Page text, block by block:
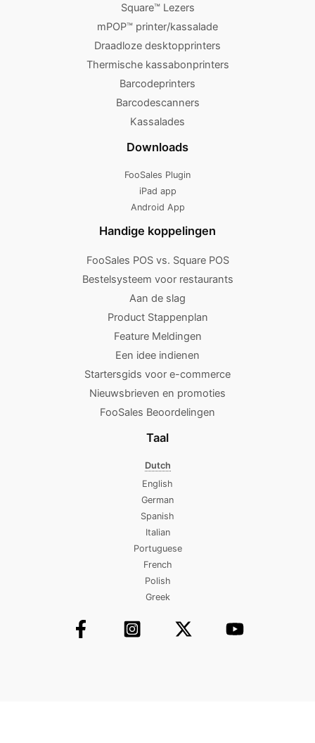
Square™ Lezers
mPOP™ printer/kassalade
Draadloze desktopprinters
Thermische kassabonprinters
Barcodeprinters
Barcodescanners
Kassalades
Downloads
FooSales Plugin
iPad app
Android App
Handige koppelingen
FooSales POS vs. Square POS
Bestelsysteem voor restaurants
Aan de slag
Product Stappenplan
Feature Meldingen
Een idee indienen
Startersgids voor e-commerce
Nieuwsbrieven en promoties
FooSales Beoordelingen
Taal
Dutch
English
German
Spanish
Italian
Portuguese
French
Polish
Greek